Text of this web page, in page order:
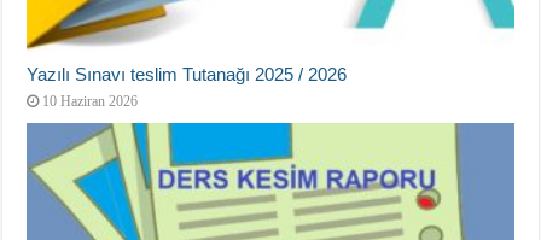
Yazılı Sınavı teslim Tutanağı 2025 / 2026
10 Haziran 2026